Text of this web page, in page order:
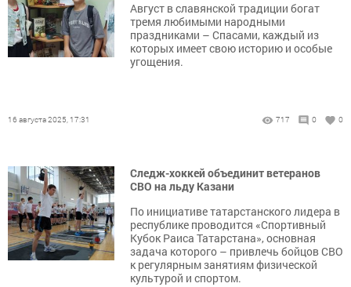
Август в славянской традиции богат
тремя любимыми народными
праздниками – Спасами, каждый из
которых имеет свою историю и особые
угощения.
16 августа 2025, 17:31 717 0 0
Следж-хоккей объединит ветеранов
СВО на льду Казани
По инициативе татарстанского лидера в
республике проводится «Спортивный
Кубок Раиса Татарстана», основная
задача которого – привлечь бойцов СВО
к регулярным занятиям физической
культурой и спортом.